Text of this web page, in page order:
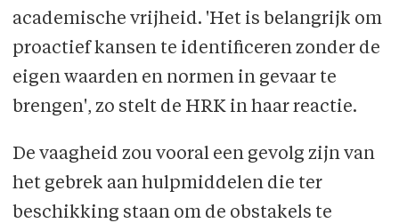
academische vrijheid. 'Het is belangrijk om
proactief kansen te identificeren zonder de
eigen waarden en normen in gevaar te
brengen', zo stelt de HRK in haar reactie.
De vaagheid zou vooral een gevolg zijn van
het gebrek aan hulpmiddelen die ter
beschikking staan om de obstakels te